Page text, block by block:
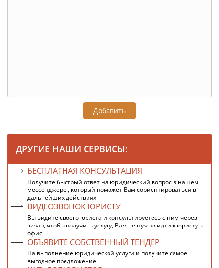
Добавить
ДРУГИЕ НАШИ СЕРВИСЫ:
БЕСПЛАТНАЯ КОНСУЛЬТАЦИЯ
Получите быстрый ответ на юридический вопрос в нашем
мессенджере , который поможет Вам сориентироваться в
дальнейших действиях
ВИДЕОЗВОНОК ЮРИСТУ
Вы видите своего юриста и консультируетесь с ним через
экран, чтобы получить услугу, Вам не нужно идти к юристу в
офис
ОБЪЯВИТЕ СОБСТВЕННЫЙ ТЕНДЕР
На выполнение юридической услуги и получите самое
выгодное предложение